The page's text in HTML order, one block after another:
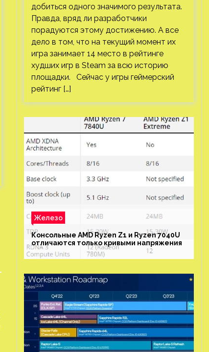
добиться одного значимого результата.
Правда, вряд ли разработчики
порадуются этому достижению. А все
дело в том, что на текущий момент их
игра занимает 14 место в рейтинге
худших игр в Steam за всю историю
площадки. Сейчас у игры геймерский
рейтинг […]
Железо
Консольные AMD Ryzen Z1 и Ryzen 7040U
отличаются только кривыми напряжения